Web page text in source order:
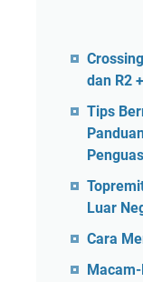
dan R2
Tips
Luar
Cara